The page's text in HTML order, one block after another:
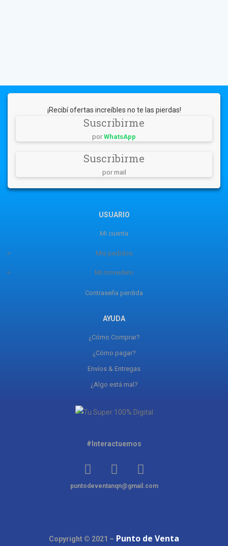
¡Recibí ofertas increíbles no te las pierdas!
Suscribirme
por WhatsApp
Suscribirme
por mail
USUARIO
Mi cuenta
Mis pedidos
Mi monedero
Contraseña perdida
AYUDA
¿Cómo Comprar?
¿Cómo pagar?
Envíos & Entregas
¿Algo está mal?
#Interactuemos
puntodeventanqn@gmail.com
Copyright © 2021 – Punto de Venta